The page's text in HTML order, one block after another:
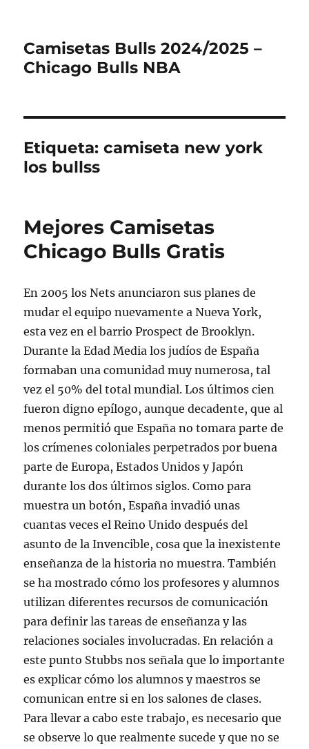
Camisetas Bulls 2024/2025 –
Chicago Bulls NBA
Etiqueta:camiseta new york
los bullss
Mejores Camisetas
Chicago Bulls Gratis
En 2005 los Nets anunciaron sus planes de
mudar el equipo nuevamente a Nueva York,
esta vez en el barrio Prospect de Brooklyn.
Durante la Edad Media los judíos de España
formaban una comunidad muy numerosa, tal
vez el 50% del total mundial. Los últimos cien
fueron digno epílogo, aunque decadente, que al
menos permitió que España no tomara parte de
los crímenes coloniales perpetrados por buena
parte de Europa, Estados Unidos y Japón
durante los dos últimos siglos. Como para
muestra un botón, España invadió unas
cuantas veces el Reino Unido después del
asunto de la Invencible, cosa que la inexistente
enseñanza de la historia no muestra. También
se ha mostrado cómo los profesores y alumnos
utilizan diferentes recursos de comunicación
para definir las tareas de enseñanza y las
relaciones sociales involucradas. En relación a
este punto Stubbs nos señala que lo importante
es explicar cómo los alumnos y maestros se
comunican entre si en los salones de clases.
Para llevar a cabo este trabajo, es necesario que
se observe lo que realmente sucede y que no se